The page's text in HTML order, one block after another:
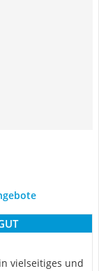
vielseitiges und